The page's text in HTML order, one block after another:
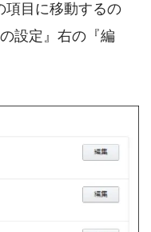
項目に移動するの
設定』右の『編